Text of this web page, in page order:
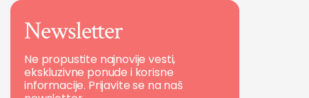
Newsletter
Ne propustite najnovije vesti,
ekskluzivne ponude i korisne
informacije. Prijavite se na naš